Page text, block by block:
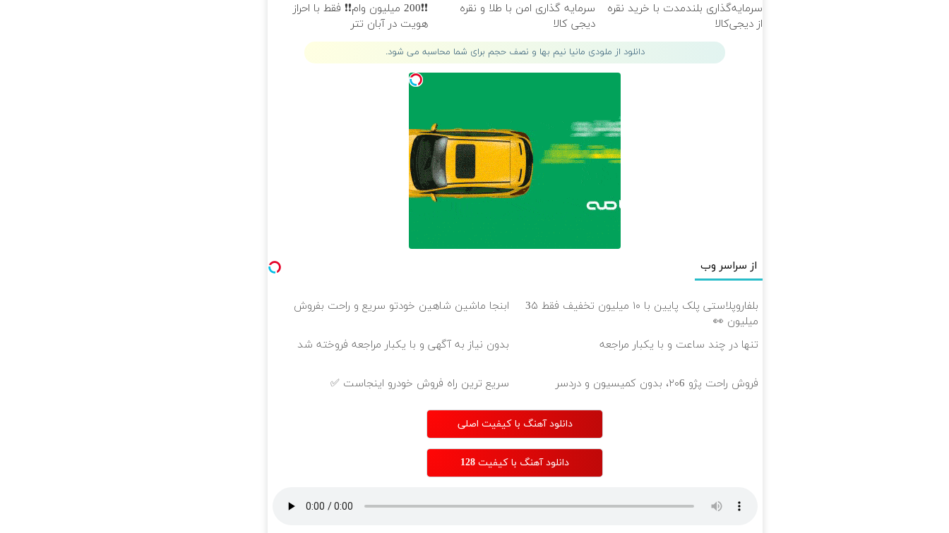
سرمایه‌گذاری بلندمدت با خرید نقره
از دیجی‌کالا
سرمایه گذاری امن با طلا و نقره
دیجی کالا
❗❗200 میلیون وام❗❗ فقط با احراز
هویت در آبان تتر
دانلود از ملودی مانیا نیم بها و نصف حجم برای شما محاسبه می شود.
از سراسر وب
بلفاروپلاستی پلک پایین با ۱۰ میلیون تخفیف فقط 3۵
میلیون 👀
ابنجا ماشین شاهین خودتو سریع و راحت بفروش
تنها در چند ساعت و با یکبار مراجعه بدون نیاز به آگهی و با یکبار مراجعه فروخته شد
فروش راحت پژو ۲۰6، بدون کمیسیون و دردسر سریع ترین راه فروش خودرو اینجاست ✅
دانلود آهنگ با کیفیت اصلی
دانلود آهنگ با کیفیت 128